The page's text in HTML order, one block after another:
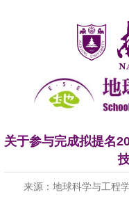
关于参与完成拟提名
来源：地球科学与工程